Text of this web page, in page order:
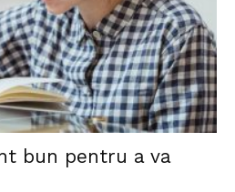
bun pentru a va